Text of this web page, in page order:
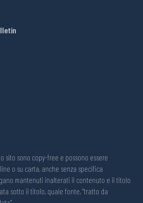
sito sono copy-free e possono essere
o su carta, anche senza specifica
mantenuti inalterati il contenuto e il titolo
sotto il titolo, quale fonte, “tratto da